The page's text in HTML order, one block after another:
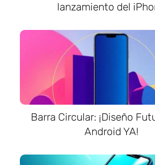
lanzamiento del
Barra Circular: ¡Diseño
Android YA!